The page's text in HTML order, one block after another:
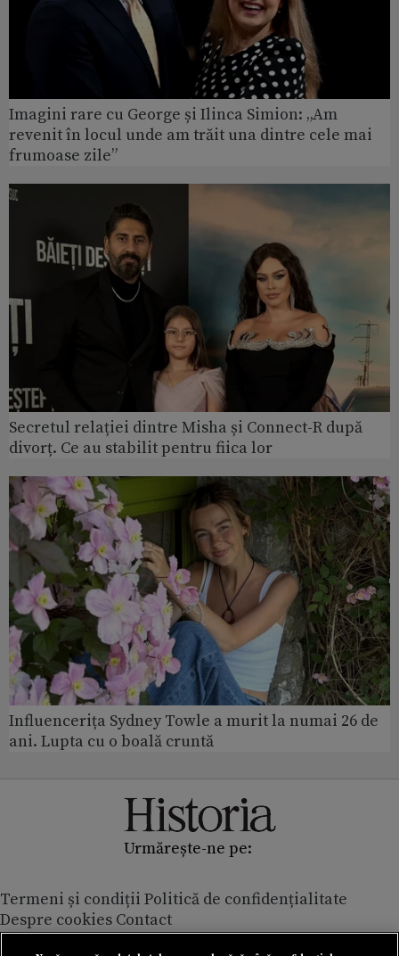
Imagini rare cu George și Ilinca Simion: „Am
revenit în locul unde am trăit una dintre cele mai
frumoase zile”
Secretul relației dintre Misha și Connect-R după
divorț. Ce au stabilit pentru fiica lor
Influencerița Sydney Towle a murit la numai 26 de
ani. Lupta cu o boală cruntă
Urmărește-ne pe:
Termeni și condiții Politică de confidențialitate
Despre cookies Contact
Modifică preferințe pentru confidențialitate